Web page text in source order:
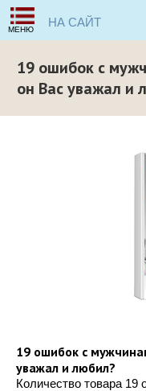
МЕНЮ
НА САЙТ
19 ошибок с
он Вас уважал и
19 ошибок с
уважал и любил?
Количество товара